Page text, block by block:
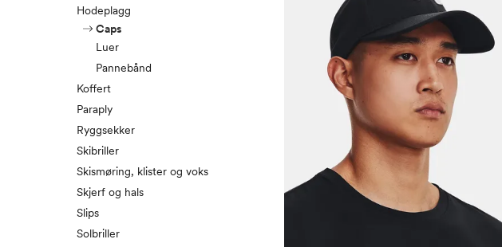
Hodeplagg
Caps
Luer
Pannebånd
Koffert
Paraply
Ryggsekker
Skibriller
Skismøring, klister og voks
Skjerf og hals
Slips
Solbriller